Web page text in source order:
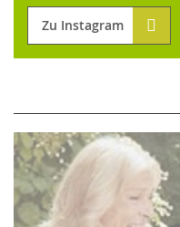
Zu Instagram